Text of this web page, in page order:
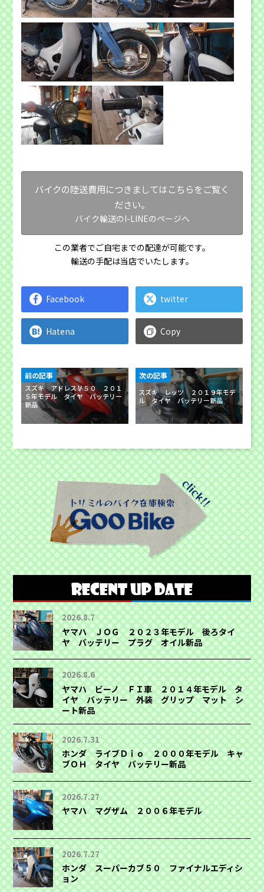
バイクの陸送費用につきましてはこちらをご覧く
ださい。
バイク輸送のI-LINEのページへ
この業者でご自宅までの配達が可能です。
輸送の手配は当店でいたします。
Facebook twitter
Hatena Copy
スズキ アドレスＶ５０ ２０１
５年モデル タイヤ バッテリー
新品
前の記事
スズキ レッツ ２０１９年モデ
ル タイヤ バッテリー新品
次の記事
2026.8.7
ヤマハ ＪＯＧ ２０２３年モデル 後ろタイ
ヤ バッテリー プラグ オイル新品
2026.8.6
ヤマハ ビーノ ＦＩ車 ２０１４年モデル タ
イヤ バッテリー 外装 グリップ マット シ
ート新品
2026.7.31
ホンダ ライブＤｉｏ ２０００年モデル キャ
ブＯＨ タイヤ バッテリー新品
2026.7.27
ヤマハ マグザム ２００６年モデル
2026.7.27
ホンダ スーパーカブ５０ ファイナルエディシ
ョン